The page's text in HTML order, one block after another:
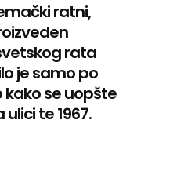
ratni,
rata
je samo po
se uopšte
te 1967.